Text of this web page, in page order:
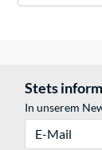
Stets
In unserem
E-Mail